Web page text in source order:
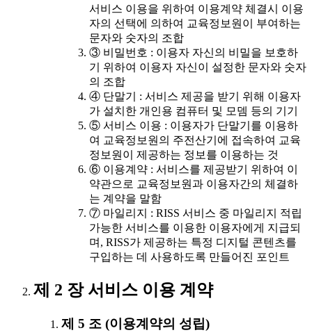
서비스 이용을 위하여 이용계약 체결시 이용
자의 선택에 의하여 교육정보원이 부여하는
문자와 숫자의 조합
③ 비밀번호 : 이용자 자신의 비밀을 보호하
기 위하여 이용자 자신이 설정한 문자와 숫자
의 조합
④ 단말기 : 서비스 제공을 받기 위해 이용자
가 설치한 개인용 컴퓨터 및 모뎀 등의 기기
⑤ 서비스 이용 : 이용자가 단말기를 이용하
여 교육정보원의 주전산기에 접속하여 교육
정보원이 제공하는 정보를 이용하는 것
⑥ 이용계약 : 서비스를 제공받기 위하여 이
약관으로 교육정보원과 이용자간의 체결하
는 계약을 말함
⑦ 마일리지 : RISS 서비스 중 마일리지 적립
가능한 서비스를 이용한 이용자에게 지급되
며, RISS가 제공하는 특정 디지털 콘텐츠를
구입하는 데 사용하도록 만들어진 포인트
제 2 장 서비스 이용 계약
제 5 조 (이용계약의 성립)